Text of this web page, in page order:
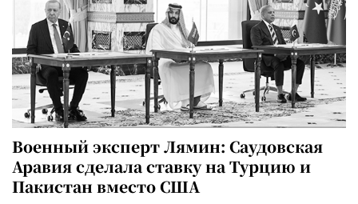
Военный эксперт Лямин: Саудовская
Аравия сделала ставку на Турцию и
Пакистан вместо США